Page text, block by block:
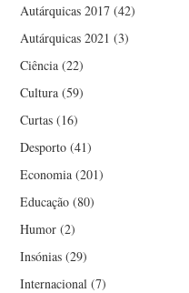
Autárquicas 2017 (42)
Autárquicas 2021 (3)
Ciência (22)
Cultura (59)
Curtas (16)
Desporto (41)
Economia (201)
Educação (80)
Humor (2)
Insónias (29)
Internacional (7)